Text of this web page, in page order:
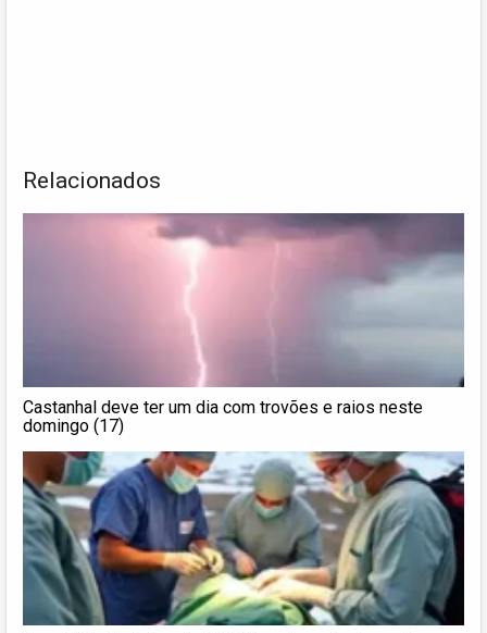
Relacionados
Castanhal deve ter um dia com trovões e raios neste
domingo (17)